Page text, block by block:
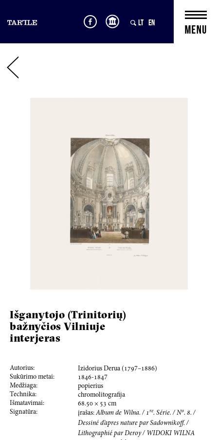
LT EN
Išganytojo (Trinitorių)
bažnyčios Vilniuje
interjeras
Autorius: Izidorius Derua ( 1797–1886)
Sukūrimo metai:
1846-1847
Medžiaga:
popierius
Technika:
chromolitografija
Išmatavimai:
68.50 × 53 cm
Signatūra:
įrašas: Album de Wilna. / 1re. Série. / No. 8. /
Dessiné d’apres nature par Sadownikoff. /
Lithographié par Deroy / WIDOKI WILNA